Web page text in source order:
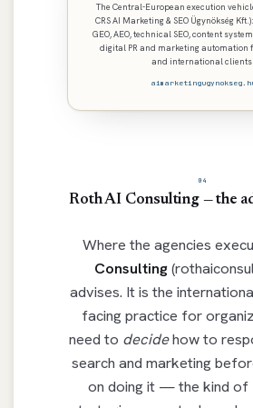
The Central-European execution
CRS AI Marketing & SEO Ügynökség
GEO, AEO, technical SEO, content
digital PR and marketing automation
and international clients.
04
Roth AI Consulting — the
Where the agencies
Consulting
advises. It is the
facing practice for
need to decidehow to
search and marketing
on doing it — the kind of